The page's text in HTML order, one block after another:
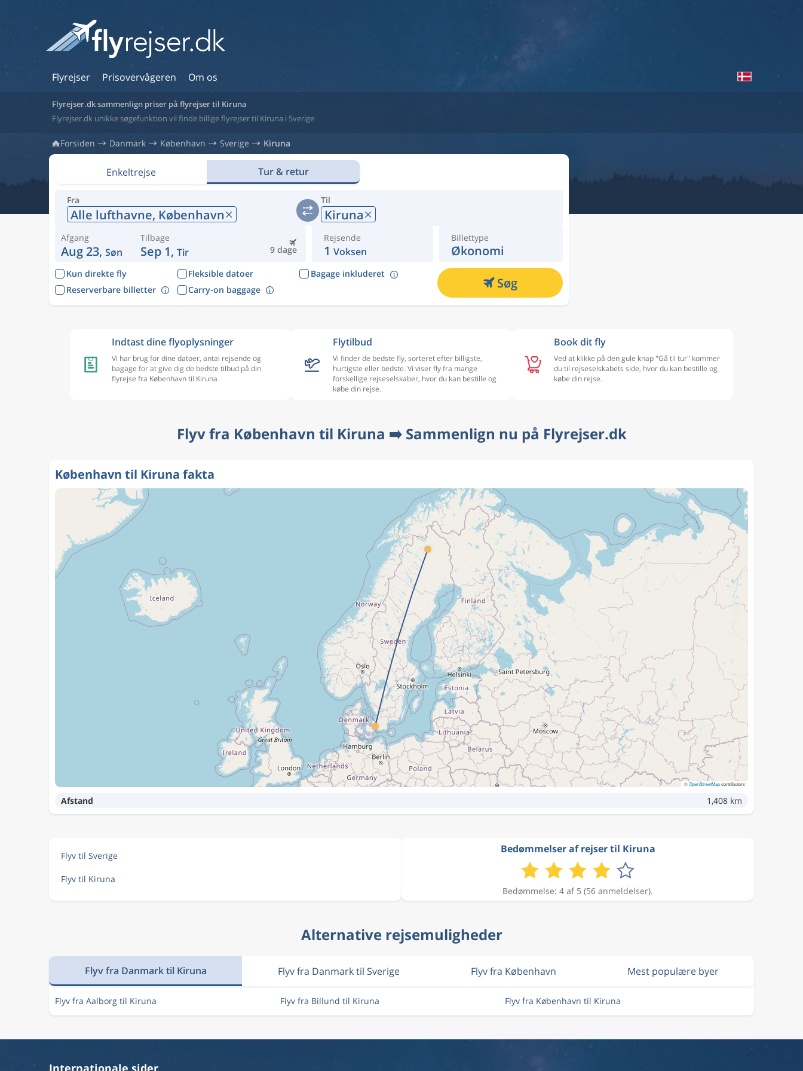
Flyrejser Prisovervågeren Om os
Flyrejser.dk sammenlign priser på flyrejser til Kiruna
Flyrejser.dk unikke søgefunktion vil finde billige flyrejser til Kiruna i Sverige
Forsiden Danmark København Sverige Kiruna
Enkeltrejse Tur & retur
Fra
Alle lufthavne, København
Til
Kiruna
Afgang
Aug 23, Søn 9 dage
Tilbage
Sep 1, Tir
Rejsende
1 Voksen
Billettype
Økonomi
Kun direkte fly Fleksible datoer
Bagage inkluderet
Reserverbare billetter
Carry-on baggage Søg
Indtast dine flyoplysninger
Vi har brug for dine datoer, antal rejsende og
bagage for at give dig de bedste tilbud på din
flyrejse fra København til Kiruna
Flytilbud
Vi finder de bedste fly, sorteret efter billigste,
hurtigste eller bedste. Vi viser fly fra mange
forskellige rejseselskaber, hvor du kan bestille og
købe din rejse.
Book dit fly
Ved at klikke på den gule knap "Gå til tur" kommer
du til rejseselskabets side, hvor du kan bestille og
købe din rejse.
Flyv fra København til Kiruna ➡️ Sammenlign nu på Flyrejser.dk
København til Kiruna fakta
©OpenStreetMapcontributors
Afstand 1,408 km
Flyv til Sverige
Flyv til Kiruna
Bedømmelser af rejser til Kiruna
Bedømmelse: 4 af 5 (56 anmeldelser).
Alternative rejsemuligheder
Flyv fra Danmark til Kiruna Flyv fra Danmark til Sverige Flyv fra København Mest populære byer
Flyv fra Aalborg til Kiruna Flyv fra Billund til Kiruna Flyv fra København til Kiruna
Internationale sider